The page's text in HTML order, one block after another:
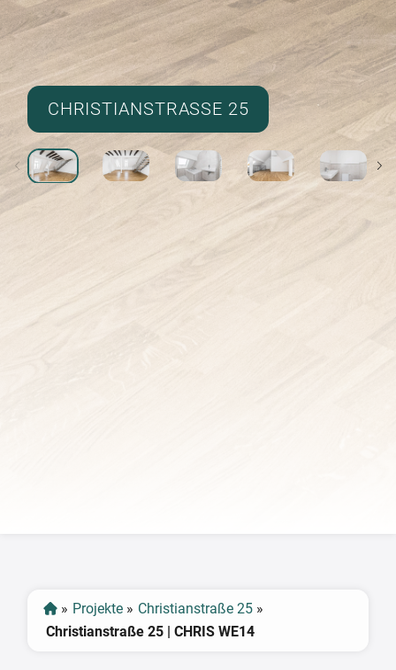
CHRISTIANSTRASSE 25
» Projekte » Christianstraße 25 »
Christianstraße 25 | CHRIS WE14